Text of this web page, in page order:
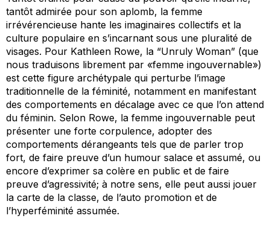
tantôt admirée pour son aplomb, la femme
irrévérencieuse hante les imaginaires collectifs et la
culture populaire en s’incarnant sous une pluralité de
visages. Pour Kathleen Rowe, la “Unruly Woman” (que
nous traduisons librement par «femme ingouvernable»)
est cette figure archétypale qui perturbe l’image
traditionnelle de la féminité, notamment en manifestant
des comportements en décalage avec ce que l’on attend
du féminin. Selon Rowe, la femme ingouvernable peut
présenter une forte corpulence, adopter des
comportements dérangeants tels que de parler trop
fort, de faire preuve d’un humour salace et assumé, ou
encore d’exprimer sa colère en public et de faire
preuve d’agressivité; à notre sens, elle peut aussi jouer
la carte de la classe, de l’auto promotion et de
l’hyperféminité assumée.